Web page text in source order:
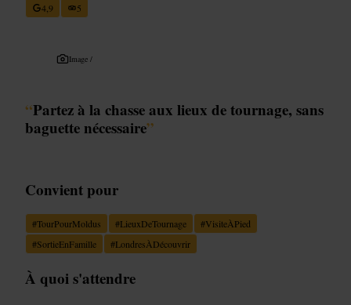
4,9
5
Image /
“Partez à la chasse aux lieux de tournage, sans
baguette nécessaire”
Convient pour
#TourPourMoldus #LieuxDeTournage #VisiteÀPied
#SortieEnFamille #LondresÀDécouvrir
À quoi s'attendre